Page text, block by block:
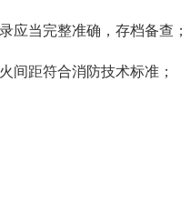
应当完整准确，存档备查；
间距符合消防技术标准；